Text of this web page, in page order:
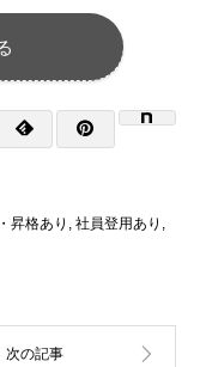
昇格あり 社員登用あり